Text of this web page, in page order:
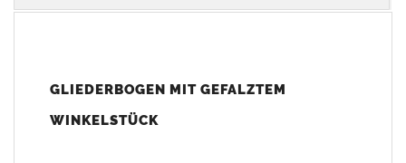
Gliederbogenwird mit einem gefalztem Standard-
Winkelstück geliefert. Auf Wunsch kann das Winkelstück auch
GLIEDERBOGEN MIT GEFALZTEM
WINKELSTÜCK